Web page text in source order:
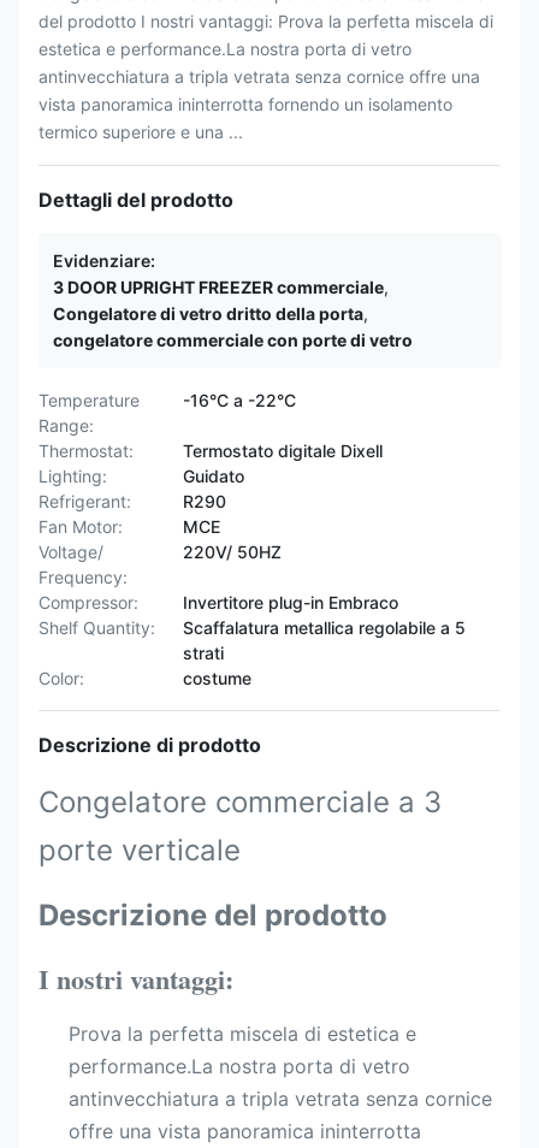
del prodotto I nostri vantaggi: Prova la perfetta miscela di
estetica e performance.La nostra porta di vetro
antinvecchiatura a tripla vetrata senza cornice offre una
vista panoramica ininterrotta fornendo un isolamento
termico superiore e una ...
Dettagli del prodotto
Evidenziare:
3 DOOR UPRIGHT FREEZER commerciale,
Congelatore di vetro dritto della porta,
congelatore commerciale con porte di vetro
Temperature
Range:
-16°C a -22°C
Thermostat:
Termostato digitale Dixell
Lighting:
Guidato
Refrigerant:
R290
Fan Motor:
MCE
Voltage/
Frequency:
220V/ 50HZ
Compressor:
Invertitore plug-in Embraco
Shelf Quantity:
Scaffalatura metallica regolabile a 5
strati
Color:
costume
Descrizione di prodotto
Congelatore commerciale a 3
porte verticale
Descrizione del prodotto
I nostri vantaggi:
Prova la perfetta miscela di estetica e
performance.La nostra porta di vetro
antinvecchiatura a tripla vetrata senza cornice
offre una vista panoramica ininterrotta